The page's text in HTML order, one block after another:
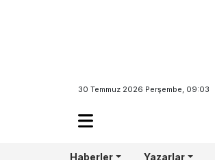
30 Temmuz 2026 Perşembe, 09:03
Haberler Yazarlar